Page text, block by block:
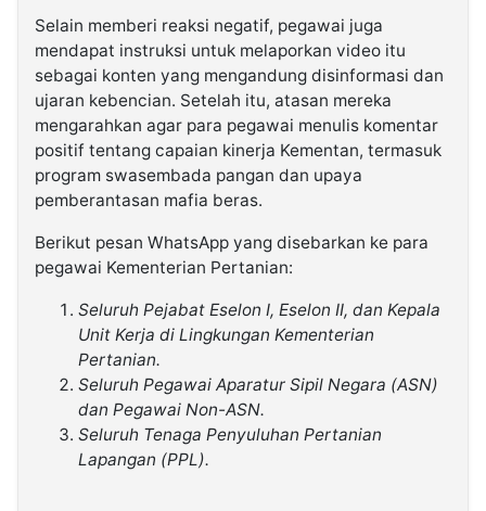
Selain memberi reaksi negatif, pegawai juga
mendapat instruksi untuk melaporkan video itu
sebagai konten yang mengandung disinformasi dan
ujaran kebencian. Setelah itu, atasan mereka
mengarahkan agar para pegawai menulis komentar
positif tentang capaian kinerja Kementan, termasuk
program swasembada pangan dan upaya
pemberantasan mafia beras.
Berikut pesan WhatsApp yang disebarkan ke para
pegawai Kementerian Pertanian:
Seluruh Pejabat Eselon I, Eselon II, dan Kepala
Unit Kerja di Lingkungan Kementerian
Pertanian.
Seluruh Pegawai Aparatur Sipil Negara (ASN)
dan Pegawai Non-ASN.
Seluruh Tenaga Penyuluhan Pertanian
Lapangan (PPL).